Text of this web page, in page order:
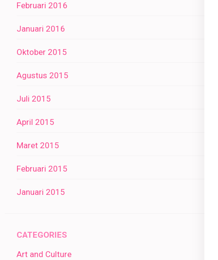
Februari 2016
Januari 2016
Oktober 2015
Agustus 2015
Juli 2015
April 2015
Maret 2015
Februari 2015
Januari 2015
CATEGORIES
Art and Culture